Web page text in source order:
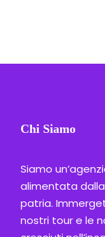
Chi Siamo
Siamo
alimentata
patria.
nostri tour e le